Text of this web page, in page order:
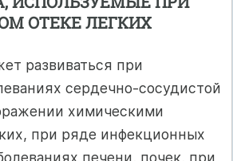
ОТЕКЕ ЛЕГКИХ
развиваться при
сердечно-сосудистой
химическими
при ряде инфекционных
печени, почек, при